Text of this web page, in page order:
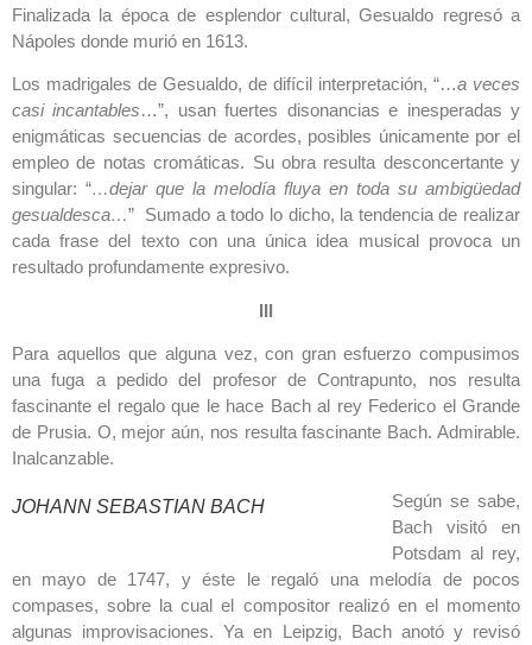
Finalizada la época de esplendor cultural, Gesualdo regresó a
Nápoles donde murió en 1613.
Los madrigales de Gesualdo, de difícil interpretación, “…a veces
casi incantables…”, usan fuertes disonancias e inesperadas y
enigmáticas secuencias de acordes, posibles únicamente por el
empleo de notas cromáticas. Su obra resulta desconcertante y
singular: “…dejar que la melodía fluya en toda su ambigüedad
gesualdesca…” Sumado a todo lo dicho, la tendencia de realizar
cada frase del texto con una única idea musical provoca un
resultado profundamente expresivo.
III
Para aquellos que alguna vez, con gran esfuerzo compusimos
una fuga a pedido del profesor de Contrapunto, nos resulta
fascinante el regalo que le hace Bach al rey Federico el Grande
de Prusia. O, mejor aún, nos resulta fascinante Bach. Admirable.
Inalcanzable.
JOHANN SEBASTIAN BACH
Según se sabe,
Bach visitó en
Potsdam al rey,
en mayo de 1747, y éste le regaló una melodía de pocos
compases, sobre la cual el compositor realizó en el momento
algunas improvisaciones. Ya en Leipzig, Bach anotó y revisó